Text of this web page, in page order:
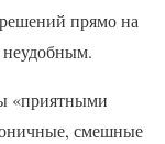
прямо на
неудобным.
«приятными
смешные